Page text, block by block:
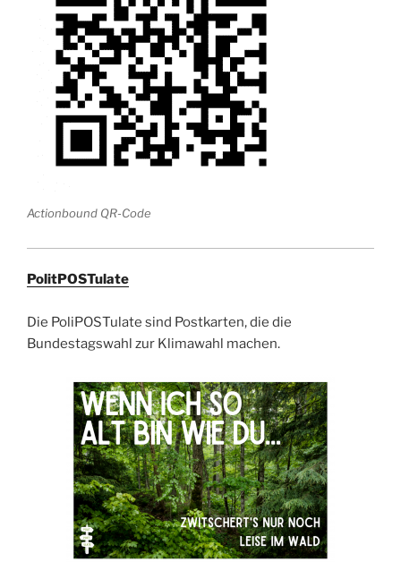
Actionbound QR-Code
PolitPOSTulate
Die PoliPOSTulate sind Postkarten, die die
Bundestagswahl zur Klimawahl machen.